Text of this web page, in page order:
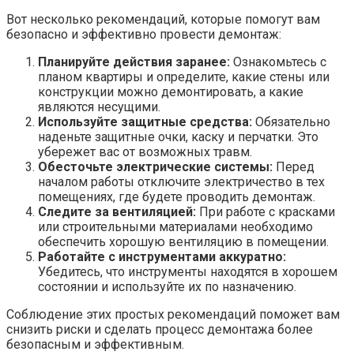
Вот несколько рекомендаций, которые помогут вам
безопасно и эффективно провести демонтаж:
Планируйте действия заранее: Ознакомьтесь с
планом квартиры и определите, какие стены или
конструкции можно демонтировать, а какие
являются несущими.
Используйте защитные средства: Обязательно
наденьте защитные очки, каску и перчатки. Это
убережет вас от возможных травм.
Обесточьте электрические системы: Перед
началом работы отключите электричество в тех
помещениях, где будете проводить демонтаж.
Следите за вентиляцией: При работе с красками
или строительными материалами необходимо
обеспечить хорошую вентиляцию в помещении.
Работайте с инструментами аккуратно:
Убедитесь, что инструменты находятся в хорошем
состоянии и используйте их по назначению.
Соблюдение этих простых рекомендаций поможет вам
снизить риски и сделать процесс демонтажа более
безопасным и эффективным.